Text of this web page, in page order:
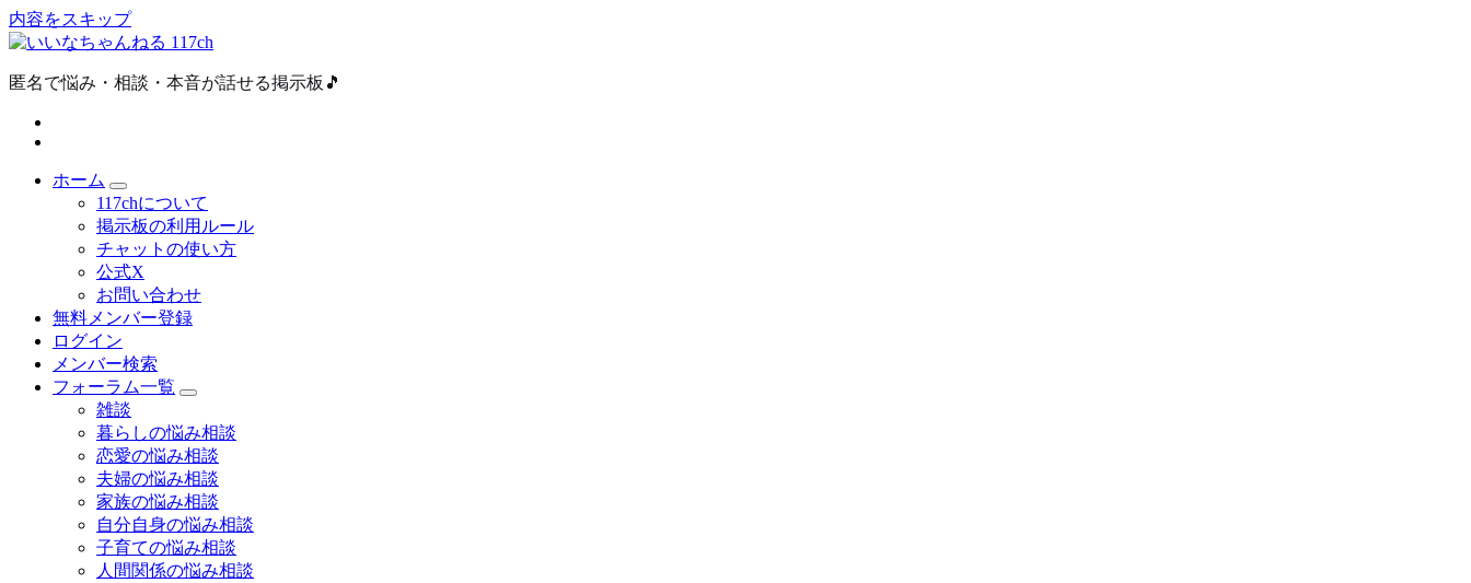
内容をスキップ
匿名で悩み・相談・本音が話せる掲示板🎵
ホーム
117chについて
掲示板の利用ルール
チャットの使い方
公式X
お問い合わせ
無料メンバー登録
ログイン
メンバー検索
フォーラム一覧
雑談
暮らしの悩み相談
恋愛の悩み相談
夫婦の悩み相談
家族の悩み相談
自分自身の悩み相談
子育ての悩み相談
人間関係の悩み相談